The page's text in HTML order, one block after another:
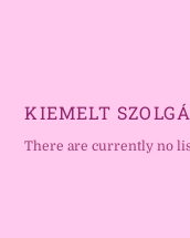
KIEMELT
There are currently no